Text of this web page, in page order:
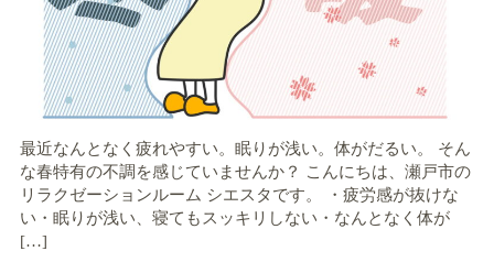
最近なんとなく疲れやすい。眠りが浅い。体がだるい。 そん
な春特有の不調を感じていませんか？ こんにちは、瀬戸市の
リラクゼーションルーム シエスタです。 ・疲労感が抜けな
い・眠りが浅い、寝てもスッキリしない・なんとなく体が
[…]